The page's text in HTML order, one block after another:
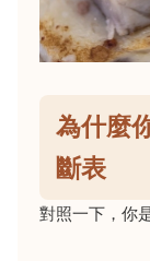
為什麼
斷表
對照一下，你